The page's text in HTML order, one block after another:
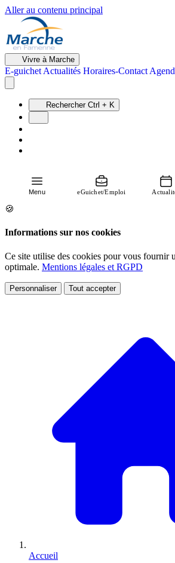
Aller au contenu principal
Vivre à Marche
E-guichet Actualités Horaires-Contact
Rechercher Ctrl + K
Menu eGuichet/Emploi
🍪
Informations sur nos cookies
Ce site utilise des cookies pour vous fournir
optimale. Mentions légales et RGPD
Personnaliser Tout accepter
Accueil